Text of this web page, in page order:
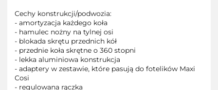
Cechy konstrukcji/podwozia:
- amortyzacja każdego koła
- hamulec nożny na tylnej osi
- blokada skrętu przednich kół
- przednie koła skrętne o 360 stopni
- lekka aluminiowa konstrukcja
- adaptery w zestawie, które pasują do fotelików Maxi
Cosi
- regulowana rączka